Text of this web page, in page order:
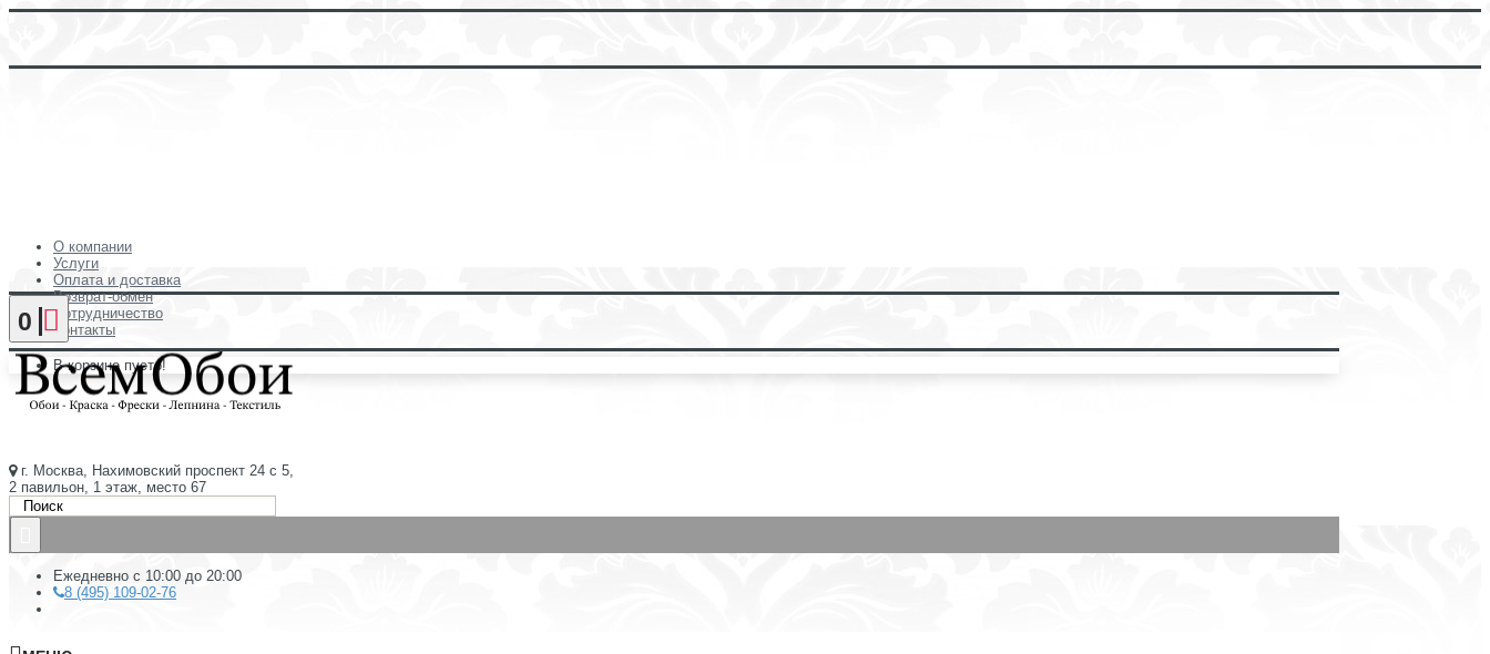
О компании
Услуги
Оплата и доставка
Возврат-обмен
Сотрудничество
Контакты
0
В корзине пусто!
г. Москва, Нахимовский проспект 24 с 5,
2 павильон, 1 этаж, место 67
Ежедневно с 10:00 до 20:00
8 (495) 109-02-76